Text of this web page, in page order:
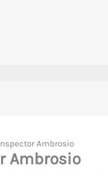
Ambrosio
Ambrosio